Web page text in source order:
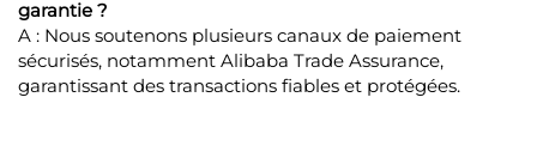
garantie ?
A : Nous soutenons plusieurs canaux de paiement
sécurisés, notamment Alibaba Trade Assurance,
garantissant des transactions fiables et protégées.